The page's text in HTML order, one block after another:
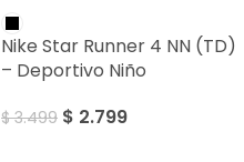
Nike Star Runner 4 NN (TD)
– Deportivo Niño
$3.499 $ 2.799